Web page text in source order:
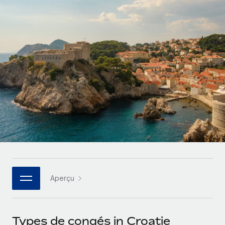
Intégrez et gérez vos freelances partout dans le monde
Sous-traitez les opérations complexes liées à l’emploi
INFRASTRUCTURE
Intégration Remote
Intégrez vos RH aux flux de travail en toute simplicité
Plateforme
Des fonctions RH clés intégrées pour votre équipe
Connectez n'importe quel outil d’IA à Remote grâce à
notre MCP
Rationalisez vos processus avec des outils essentiels
Examinez notre service par rapport aux autres
CROISSANCE
Start-ups
Des solutions agiles et internationales pour les RH et la
paie des entreprises en pleine croissance
Entreprises intermédiaires
Développez vos équipes avec des solutions RH sur
mesure
Entreprise
Les RH à l’international pour les grandes entreprises
Partenaires stratégiques de la tech
Découvrez les devises disponibles et les vitesses de
paiement pour vos freelances internationaux
APPRENDRE AVEC REMOTE
Recherche et guides
Études de cas
Checklists et modèles
Descriptions de postes
Français
Deutsch
Español
Italiano
Português (Portugal)
日本語
한국어
Connexion
Aperçu
Types de congés in Croatie